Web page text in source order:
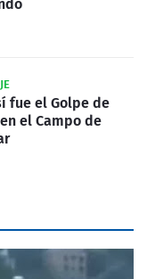
fue el Golpe de
el Campo de